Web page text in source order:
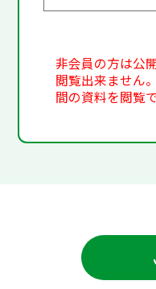
非会員の方は公
閲覧出来ません
間の資料を閲覧